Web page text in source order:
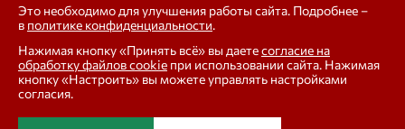
© 1998-2026 Весоизмерительная компания «Тензо-М» —
платформенные, крановые, вагонные, бункерные,
автомобильные весы, весовые дозаторы для фасовки,
тензодатчики
Это необходимо для улучшения работы сайта. Подробнее –
в политике конфиденциальности.
Нажимая кнопку «Принять всё» вы даетесогласие на
обработку файлов cookie при использовании сайта. Нажимая
кнопку «Настроить» вы можете управлять настройками
согласия.